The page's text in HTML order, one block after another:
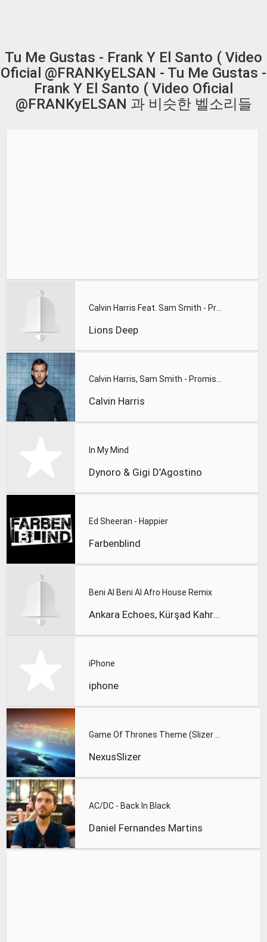
Tu Me Gustas - Frank Y El Santo ( Video
Oficial @FRANKyELSAN - Tu Me Gustas -
Frank Y El Santo ( Video Oficial
@FRANKyELSAN 과 비슷한 벨소리들
Lions Deep
Calvin Harris
In My Mind
Dynoro & Gigi D’Agostino
Ed Sheeran - Happier
Farbenblind
Beni Al Beni Al Afro House Remix
Ankara Echoes, Kürşad Kahraman
iPhone
iphone
NexusSlizer
AC/DC - Back In Black
Daniel Fernandes Martins